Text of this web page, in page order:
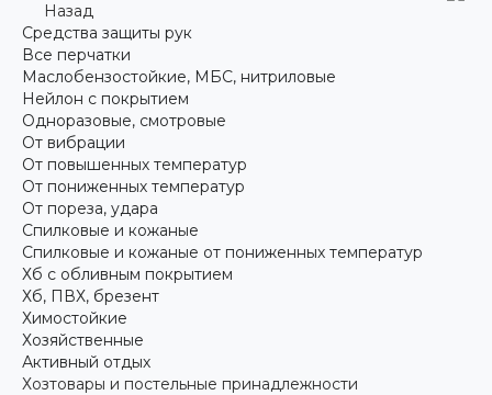
Назад
Средства защиты рук
Все перчатки
Маслобензостойкие, МБС, нитриловые
Нейлон с покрытием
Одноразовые, смотровые
От вибрации
От повышенных температур
От пониженных температур
От пореза, удара
Спилковые и кожаные
Спилковые и кожаные от пониженных температур
Хб с обливным покрытием
Хб, ПВХ, брезент
Химостойкие
Хозяйственные
Активный отдых
Хозтовары и постельные принадлежности